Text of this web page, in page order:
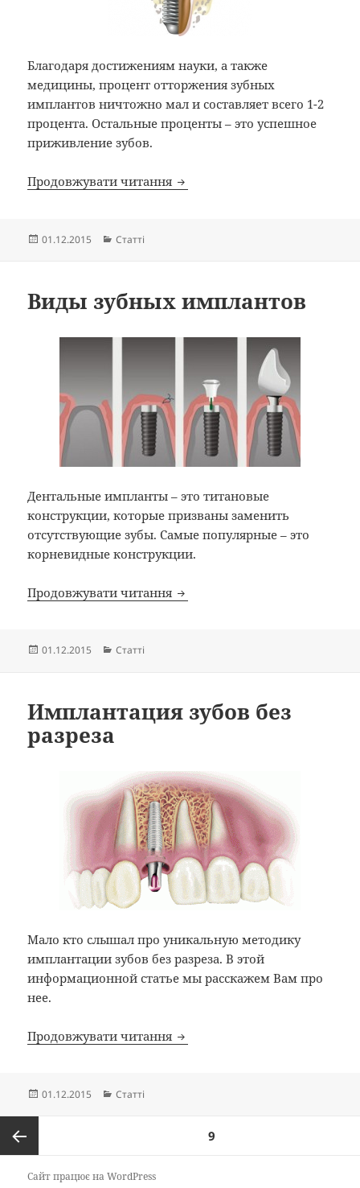
Благодаря достижениям науки, а также
медицины, процент отторжения зубных
имплантов ничтожно мал и составляет всего 1-2
процента. Остальные проценты – это успешное
приживление зубов.
Продовжувати читання Почему происходит
Опубліковано
01.12.2015 Категорії
Статті
Виды зубных имплантов
Дентальные импланты – это титановые
конструкции, которые призваны заменить
отсутствующие зубы. Самые популярные – это
корневидные конструкции.
Продовжувати читання Виды зубных имплантов
Опубліковано
01.12.2015 Категорії
Статті
Имплантация зубов без
разреза
Мало кто слышал про уникальную методику
имплантации зубов без разреза. В этой
информационной статье мы расскажем Вам про
нее.
Продовжувати читання Имплантация зубов без
Опубліковано
01.12.2015 Категорії
Статті
записів
Попередня
СТОРІНКА9
Сайт працює на WordPress